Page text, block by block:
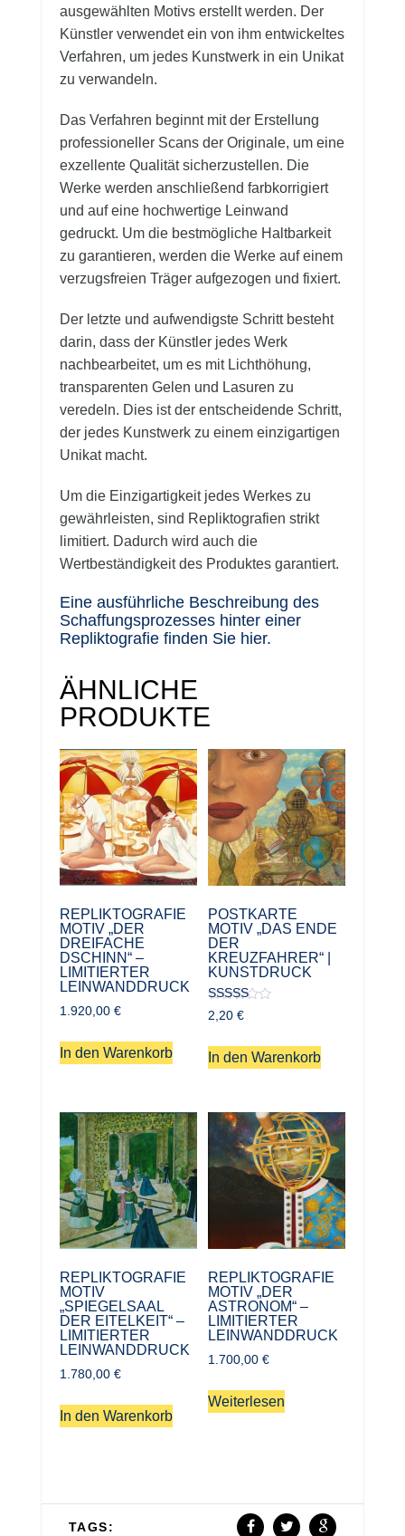
ausgewählten Motivs erstellt werden. Der
Künstler verwendet ein von ihm entwickeltes
Verfahren, um jedes Kunstwerk in ein Unikat
zu verwandeln.
Das Verfahren beginnt mit der Erstellung
professioneller Scans der Originale, um eine
exzellente Qualität sicherzustellen. Die
Werke werden anschließend farbkorrigiert
und auf eine hochwertige Leinwand
gedruckt. Um die bestmögliche Haltbarkeit
zu garantieren, werden die Werke auf einem
verzugsfreien Träger aufgezogen und fixiert.
Der letzte und aufwendigste Schritt besteht
darin, dass der Künstler jedes Werk
nachbearbeitet, um es mit Lichthöhung,
transparenten Gelen und Lasuren zu
veredeln. Dies ist der entscheidende Schritt,
der jedes Kunstwerk zu einem einzigartigen
Unikat macht.
Um die Einzigartigkeit jedes Werkes zu
gewährleisten, sind Repliktografien strikt
limitiert. Dadurch wird auch die
Wertbeständigkeit des Produktes garantiert.
Eine ausführliche Beschreibung des
Schaffungsprozesses hinter einer
Repliktografie finden Sie hier.
ÄHNLICHE
PRODUKTE
REPLIKTOGRAFIE
MOTIV „DER
DREIFACHE
DSCHINN“ –
LIMITIERTER
LEINWANDDRUCK
1.920,00 €
In den Warenkorb
POSTKARTE
MOTIV „DAS ENDE
DER
KREUZFAHRER“ |
KUNSTDRUCK
Bewertet
mit
von 5
2,20€
In den Warenkorb
REPLIKTOGRAFIE
MOTIV
„SPIEGELSAAL
DER EITELKEIT“ –
LIMITIERTER
LEINWANDDRUCK
1.780,00 €
In den Warenkorb
REPLIKTOGRAFIE
MOTIV „DER
ASTRONOM“ –
LIMITIERTER
LEINWANDDRUCK
1.700,00€
Weiterlesen
TAGS: